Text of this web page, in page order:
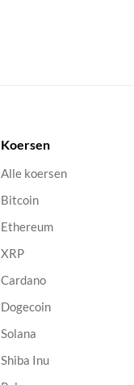
Koersen
Alle koersen
Bitcoin
Ethereum
XRP
Cardano
Dogecoin
Solana
Shiba Inu